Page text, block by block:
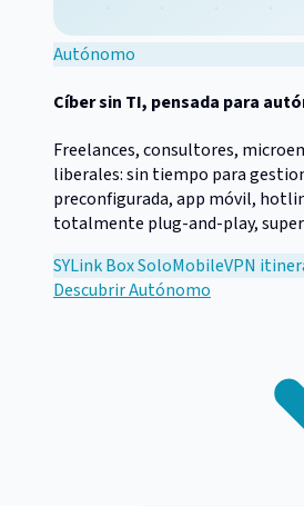
Autónomo
Cíber sin TI, pensada para
Freelances, consultores,
liberales: sin tiempo para
preconfigurada, app móvil,
totalmente plug-and-play,
SYLink Box SoloMobileVPN
DescubrirAutónomo